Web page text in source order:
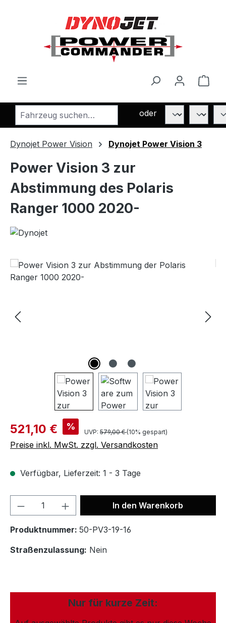
oder
Dynojet Power Vision Dynojet Power Vision 3
Power Vision 3 zur
Abstimmung des Polaris
Ranger 1000 2020-
Bildergalerie überspringen
521,10 € %
UVP: 579,00 €(10% gespart)
Preise inkl. MwSt. zzgl. Versandkosten
Verfügbar, Lieferzeit: 1 - 3 Tage
In den Warenkorb
Produktnummer: 50-PV3-19-16
Straßenzulassung: Nein
Nur für kurze Zeit: